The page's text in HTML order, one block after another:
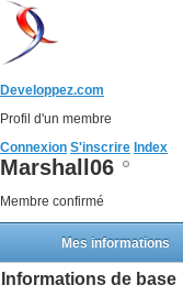
Developpez.com
Profil d'un membre
Connexion S'inscrire Index
Marshall06
Membre confirmé
Mes informations
Informations de base